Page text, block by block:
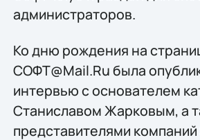
администраторов.
Ко дню рождения на
СОФТ@Mail.Ru была
интервью с основателем
Станиславом Жарковым, а
представителями